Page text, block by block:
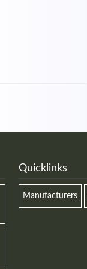
Quicklinks
Manufacturers